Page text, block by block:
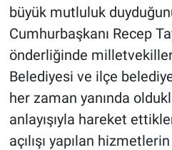
büyük mutluluk
Cumhurbaşkanı Recep
önderliğinde
Belediyesi ve ilçe
her zaman yanında
anlayışıyla hareket
açılışı yapılan